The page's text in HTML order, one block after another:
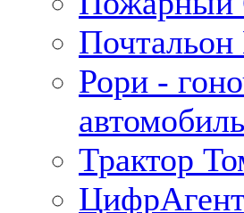
Почтальон
Рори -
автомобиль
Трактор